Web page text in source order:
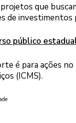
que
investimentos
público
é para ações
(ICMS).